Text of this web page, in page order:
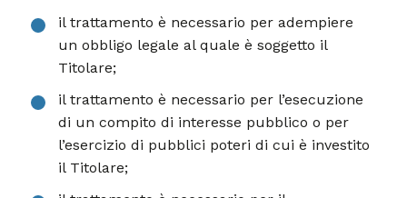
il trattamento è necessario per adempiere
un obbligo legale al quale è soggetto il
Titolare;
il trattamento è necessario per l’esecuzione
di un compito di interesse pubblico o per
l’esercizio di pubblici poteri di cui è investito
il Titolare;